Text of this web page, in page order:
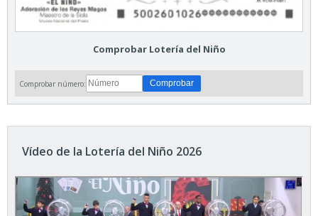
Comprobar Lotería del Niño
Comprobar número:
Vídeo de la Lotería del Niño 2026